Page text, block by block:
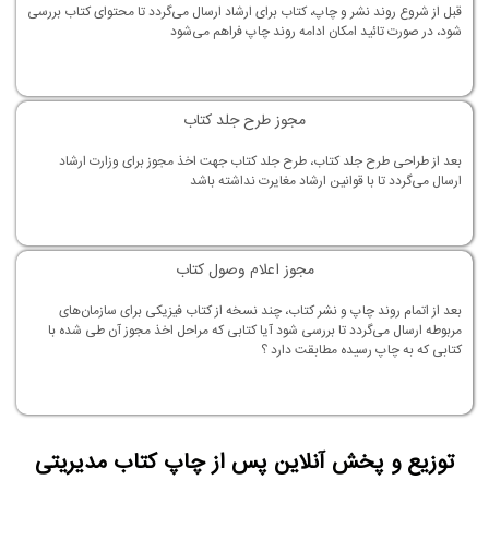
قبل از شروع روند نشر و چاپ، کتاب برای ارشاد ارسال می‌گردد تا محتوای کتاب بررسی
شود، در صورت تائید امکان ادامه روند چاپ فراهم می‌شود
مجوز طرح جلد کتاب
بعد از طراحی طرح جلد کتاب، طرح جلد کتاب جهت اخذ مجوز برای وزارت ارشاد
ارسال می‌گردد تا با قوانین ارشاد مغایرت نداشته باشد
مجوز اعلام وصول کتاب
بعد از اتمام روند چاپ و نشر کتاب، چند نسخه از کتاب فیزیکی برای سازمان‌های
مربوطه ارسال می‌گردد تا بررسی شود آیا کتابی که مراحل اخذ مجوز آن طی شده با
کتابی که به چاپ رسیده مطابقت دارد ؟
توزیع و پخش آنلاین پس از چاپ کتاب مدیریتی